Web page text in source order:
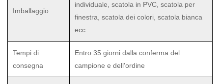
Imballaggio
individuale, scatola in PVC, scatola per
finestra, scatola dei colori, scatola bianca
ecc.
Tempi di
consegna
Entro 35 giorni dalla conferma del
campione e dell'ordine